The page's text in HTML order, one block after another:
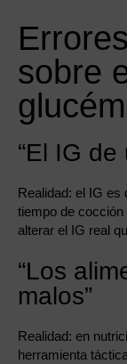
sobre
“El IG de
Realidad: el IG es
tiempo de cocción
alterar el IG real
“Los
malos”
Realidad: en
herramienta